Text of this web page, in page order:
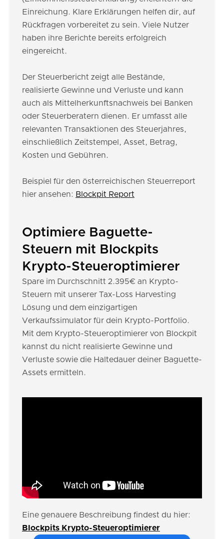
Einreichung. Klare Erklärungen helfen dir, auf
Rückfragen vorbereitet zu sein. Viele Nutzer
haben ihre Berichte bereits erfolgreich
eingereicht.
Der Steuerbericht zeigt alle Bestände,
realisierte Gewinne und Verluste und kann
auch als Mittelherkunftsnachweis bei Banken
oder Steuerberatern dienen. Er umfasst alle
relevanten Transaktionen des Steuerjahres,
einschließlich Zeitstempel, Asset, Betrag,
Kosten und Gebühren.
Beispiel für den österreichischen Steuerreport
hier ansehen: Blockpit Report
Optimiere Baguette-
Steuern mit Blockpits
Krypto-Steueroptimierer
Spare im Durchschnitt 2.395€ an Krypto-
Steuern mit unserer Tax-Loss Harvesting
Lösung und dem einzigartigen
Verkaufssimulator für dein Krypto-Portfolio.
Mit dem Krypto-Steueroptimierer von Blockpit
kannst du nicht realisierte Gewinne und
Verluste sowie die Haltedauer deiner Baguette-
Assets ermitteln.
Eine genauere Beschreibung findest du hier:
Blockpits Krypto-Steueroptimierer